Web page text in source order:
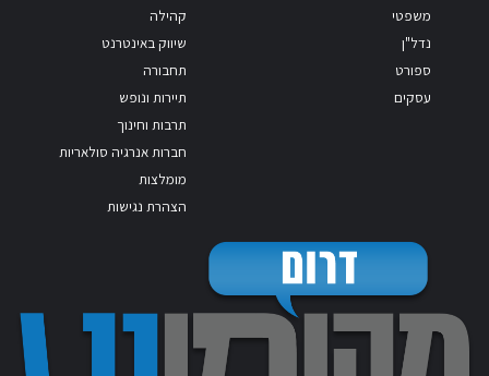
משפטי
נדל"ן
ספורט
עסקים
קהילה
שיווק באינטרנט
תחבורה
תיירות ונופש
תרבות וחינוך
חברות אנרגיה סולאריות
מומלצות
הצהרת נגישות